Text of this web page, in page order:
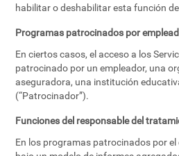
habilitar o deshabilitar esta función
Programas patrocinados por
En ciertos casos, el acceso a los
patrocinado por un empleador, una
aseguradora, una institución
(“Patrocinador”).
Funciones del responsable del
En los programas patrocinados por